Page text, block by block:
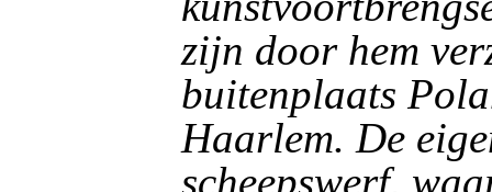
zijn door hem
buitenplaats
Haarlem. De
scheepswerf,